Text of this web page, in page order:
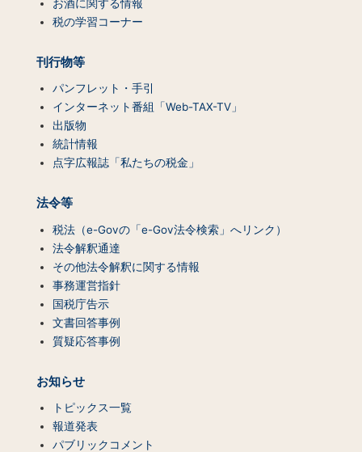
お酒に関する情報
税の学習コーナー
刊行物等
パンフレット・手引
インターネット番組「Web-TAX-TV」
出版物
統計情報
点字広報誌「私たちの税金」
法令等
税法（e-Govの「e-Gov法令検索」へリンク）
法令解釈通達
その他法令解釈に関する情報
事務運営指針
国税庁告示
文書回答事例
質疑応答事例
お知らせ
トピックス一覧
報道発表
パブリックコメント